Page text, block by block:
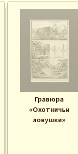
Гравюра
«Охотничьи
ловушки»